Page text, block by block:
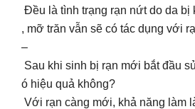
Đều là tình trạng rạn nứt do da bị
, mỡ trăn vẫn sẽ có tác dụng với
–
Sau khi sinh bị rạn mới bắt đầu
ó hiệu quả không?
Với rạn càng mới, khả năng làm